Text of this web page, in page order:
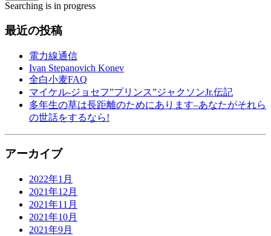
Searching is in progress
最近の投稿
電力線通信
Ivan Stepanovich Konev
全白小麦FAQ
マイケル-ジョセフ”プリンス”ジャクソンJr.伝記
多年生の草は長距離のためにあります–あなたがそれら
の世話をするなら!
アーカイブ
2022年1月
2021年12月
2021年11月
2021年10月
2021年9月